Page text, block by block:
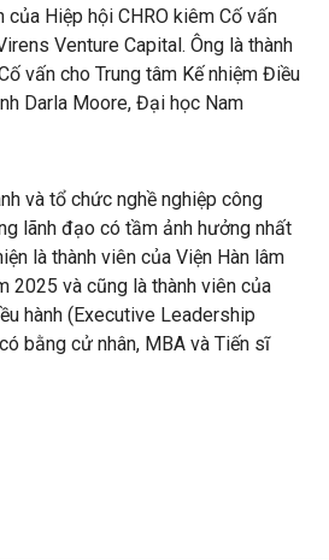
của Hiệp hội CHRO kiêm Cố vấn
Venture Capital. Ông là thành
vấn cho Trung tâm Kế nhiệm Điều
Darla Moore, Đại học Nam
và tổ chức nghề nghiệp công
lãnh đạo có tầm ảnh hưởng nhất
là thành viên của Viện Hàn lâm
2025 và cũng là thành viên của
hành (Executive Leadership
bằng cử nhân, MBA và Tiến sĩ